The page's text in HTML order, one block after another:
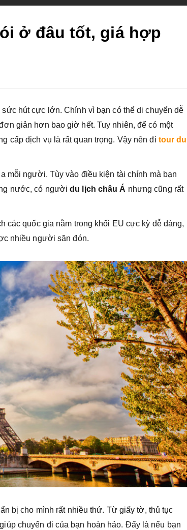
ở đâu tốt, giá hợp
sức hút cực lớn. Chính vì bạn có thể di chuyển dễ
giản hơn bao giờ hết. Tuy nhiên, để có một
cấp dịch vụ là rất quan trọng. Vậy nên đi tour du
mỗi người. Tùy vào điều kiện tài chính mà bạn
nước, có ngườidu lịch châu Á nhưng cũng rất
các quốc gia nằm trong khối EU cực kỳ dễ dàng,
nhiều người săn đón.
bị cho mình rất nhiều thứ. Từ giấy tờ, thủ tục
chuyến đi của bạn hoàn hảo. Đấy là nếu bạn